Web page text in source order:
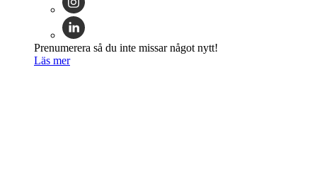
Prenumerera så du inte missar något nytt!
Läs mer